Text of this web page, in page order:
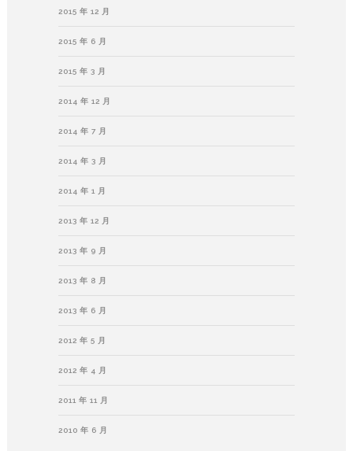
2015 年 12 月
2015 年 6 月
2015 年 3 月
2014 年 12 月
2014 年 7 月
2014 年 3 月
2014 年 1 月
2013 年 12 月
2013 年 9 月
2013 年 8 月
2013 年 6 月
2012 年 5 月
2012 年 4 月
2011 年 11 月
2010 年 6 月